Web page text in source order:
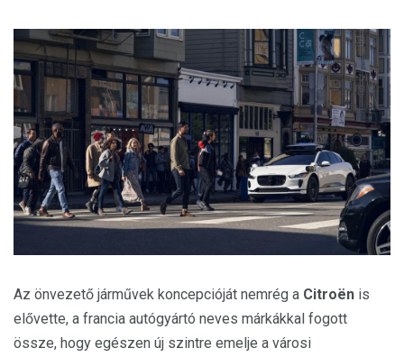
Az önvezető járművek koncepcióját nemrég a Citroën is
elővette, a francia autógyártó neves márkákkal fogott
össze, hogy egészen új szintre emelje a városi